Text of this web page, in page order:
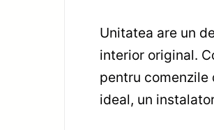
Unitatea are un
interior original.
pentru
ideal, un